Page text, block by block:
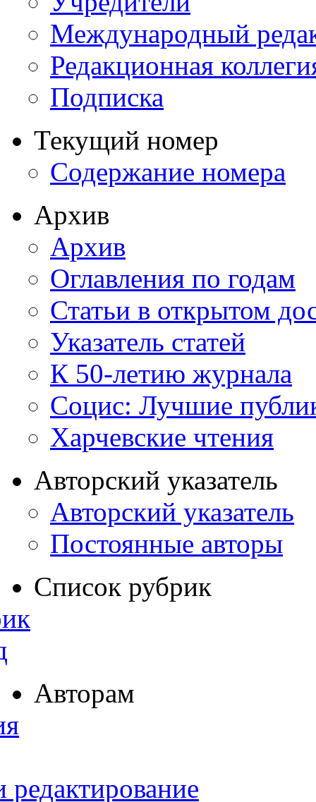
Международный
Редакционная
Подписка
Текущий номер
Содержание номера
Архив
Архив
Оглавления по годам
Статьи в открытом
Указатель статей
К 50-летию журнала
Социс: Лучшие
Харчевские чтения
Авторский указатель
Авторский указатель
Постоянные авторы
Список рубрик
Авторам
редактирование